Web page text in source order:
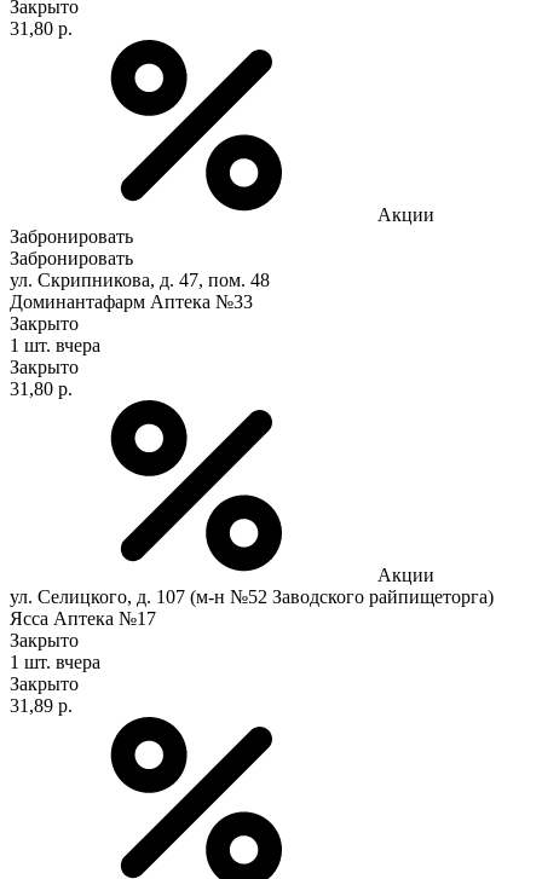
Закрыто
31,80 р.
Акции
Забронировать
Забронировать
ул. Скрипникова, д. 47, пом. 48
Доминантафарм Аптека №33
Закрыто
1 шт. вчера
Закрыто
31,80 р.
Акции
ул. Селицкого, д. 107 (м-н №52 Заводского райпищеторга)
Ясса Аптека №17
Закрыто
1 шт. вчера
Закрыто
31,89 р.